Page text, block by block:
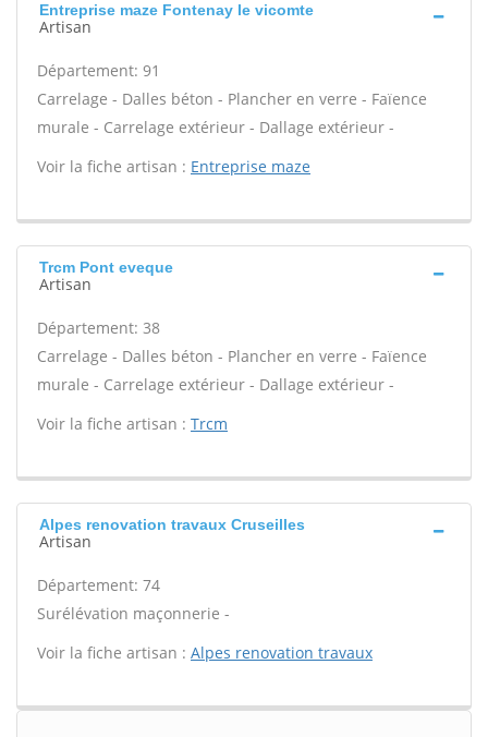
Entreprise maze Fontenay le vicomte
Artisan
Département: 91
Carrelage - Dalles béton - Plancher en verre - Faïence
murale - Carrelage extérieur - Dallage extérieur -
Voir la fiche artisan : Entreprise maze
Trcm Pont eveque
Artisan
Département: 38
Carrelage - Dalles béton - Plancher en verre - Faïence
murale - Carrelage extérieur - Dallage extérieur -
Voir la fiche artisan : Trcm
Alpes renovation travaux Cruseilles
Artisan
Département: 74
Surélévation maçonnerie -
Voir la fiche artisan : Alpes renovation travaux